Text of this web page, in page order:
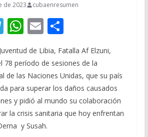
de 2023 cubaenresumen
T
e
gr
a
m
W
h
at
s
A
p
p
E
m
ai
l
C
o
m
p
ar
ti
r
de Libia, Fatalla Af Elzuni,
78 período de sesiones de la
de las Naciones Unidas, que su país
para superar los daños causados
y pidió al mundo su colaboración
la crisis sanitaria que hoy enfrentan
y Susah.